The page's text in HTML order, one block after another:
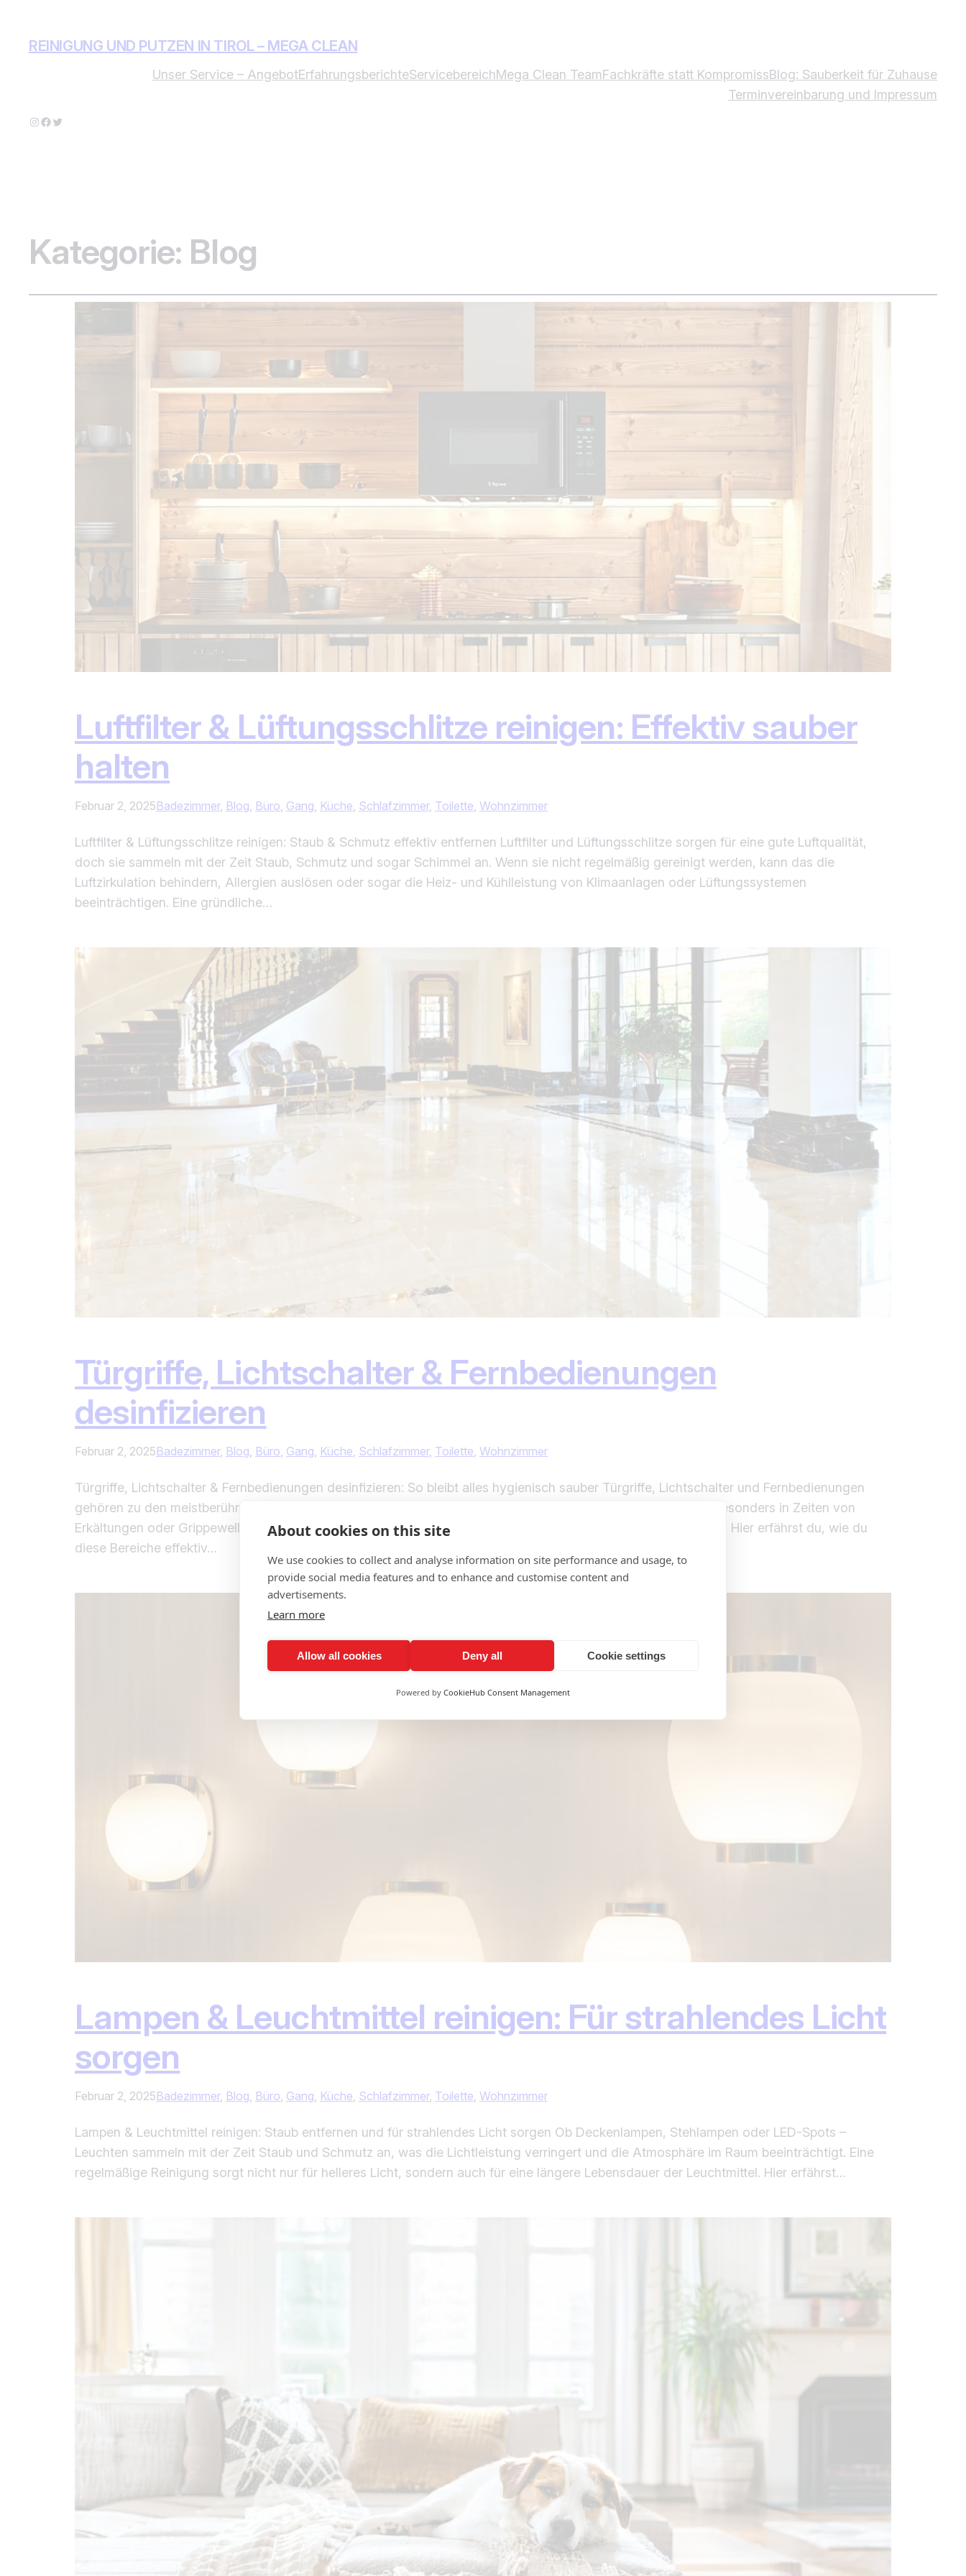
REINIGUNG UND PUTZEN IN TIROL – MEGA CLEAN
Unser Service – AngebotErfahrungsberichteServicebereichMega Clean TeamFachkräfte statt KompromissBlog: Sauberkeit für Zuhause
Terminvereinbarung und Impressum
Instagram
Facebook
Twitter
Kategorie: Blog
Luftfilter & Lüftungsschlitze reinigen: Effektiv sauber
halten
Februar 2, 2025Badezimmer, Blog Büro Gang Küche Schlafzimmer, Toilette Wohnzimmer
Luftfilter & Lüftungsschlitze reinigen: Staub & Schmutz effektiv entfernen Luftfilter und Lüftungsschlitze sorgen für eine gute Luftqualität,
doch sie sammeln mit der Zeit Staub, Schmutz und sogar Schimmel an. Wenn sie nicht regelmäßig gereinigt werden, kann das die
Luftzirkulation behindern, Allergien auslösen oder sogar die Heiz- und Kühlleistung von Klimaanlagen oder Lüftungssystemen
beeinträchtigen. Eine gründliche…
Türgriffe, Lichtschalter & Fernbedienungen
desinfizieren
Februar 2, 2025Badezimmer, Blog Büro Gang Küche Schlafzimmer, Toilette Wohnzimmer
Türgriffe, Lichtschalter & Fernbedienungen desinfizieren: So bleibt alles hygienisch sauber Türgriffe, Lichtschalter und Fernbedienungen
gehören zu den meistberührten Oberflächen im Haushalt oder Büro – und sind gleichzeitig wahre Keimherde. Besonders in Zeiten von
Erkältungen oder Grippewellen ist eine regelmäßige Desinfektion wichtig, um Bakterien und Viren zu reduzieren. Hier erfährst du, wie du
diese Bereiche effektiv…
Lampen & Leuchtmittel reinigen: Für strahlendes Licht
sorgen
Februar 2, 2025Badezimmer, Blog, Büro, Gang, Küche, Schlafzimmer, Toilette, Wohnzimmer
Lampen & Leuchtmittel reinigen: Staub entfernen und für strahlendes Licht sorgen Ob Deckenlampen, Stehlampen oder LED-Spots –
Leuchten sammeln mit der Zeit Staub und Schmutz an, was die Lichtleistung verringert und die Atmosphäre im Raum beeinträchtigt. Eine
regelmäßige Reinigung sorgt nicht nur für helleres Licht, sondern auch für eine längere Lebensdauer der Leuchtmittel. Hier erfährst…
About cookies on this site
We use cookies to collect and analyse information on site performance and usage, to
provide social media features and to enhance and customise content and
advertisements.
Learn more
Allow all cookies Deny all Cookie settings
Powered by CookieHub Consent Management